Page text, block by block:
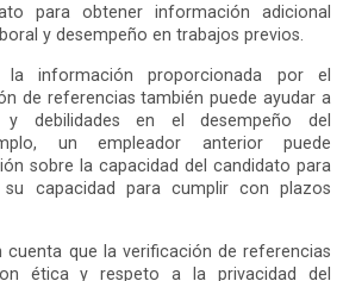
para obtener información adicional
y desempeño en trabajos previos.
información proporcionada por el
de referencias también puede ayudar a
y debilidades en el desempeño del
un empleador anterior puede
sobre la capacidad del candidato para
capacidad para cumplir con plazos
cuenta que la verificación de referencias
ética y respeto a la privacidad del